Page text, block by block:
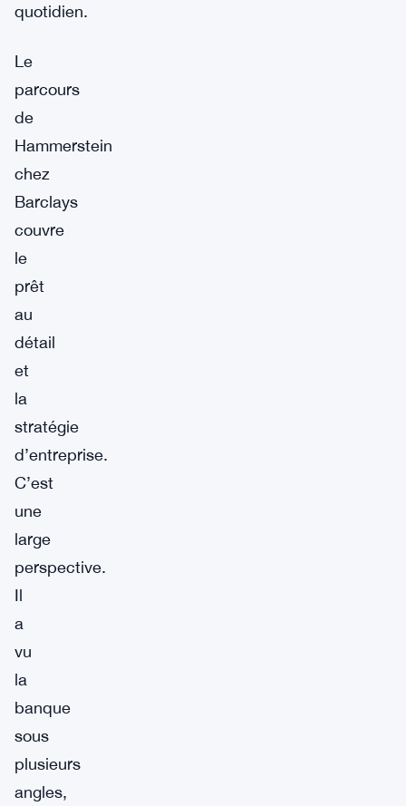
quotidien.
Le
parcours
de
Hammerstein
chez
Barclays
couvre
le
prêt
au
détail
et
la
stratégie
d’entreprise.
C’est
une
large
perspective.
Il
a
vu
la
banque
sous
plusieurs
angles,